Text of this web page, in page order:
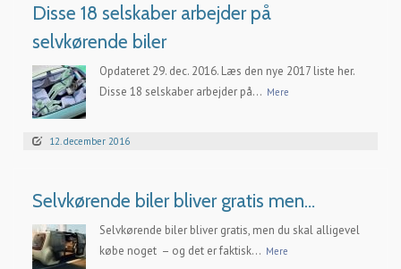
Disse 18 selskaber arbejder på
selvkørende biler
Opdateret 29. dec. 2016. Læs den nye 2017 liste her.
Disse 18 selskaber arbejder på... Mere
12. december 2016
Selvkørende biler bliver gratis men…
Selvkørende biler bliver gratis, men du skal alligevel
købe noget – og det er faktisk... Mere